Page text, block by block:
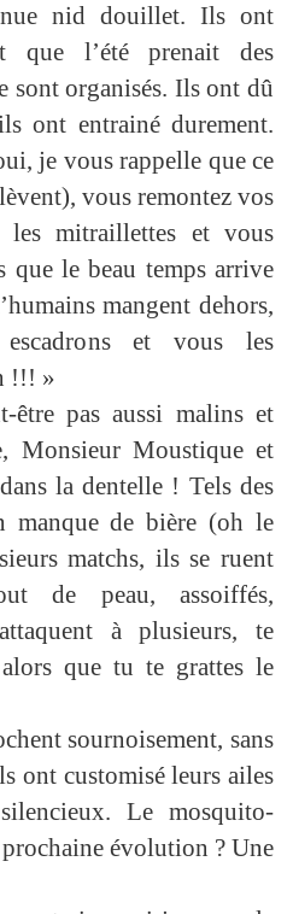
nid douillet. Ils ont
que l’été prenait des
sont organisés. Ils ont dû
ont entrainé durement.
je vous rappelle que ce
vous remontez vos
les mitraillettes et vous
que le beau temps arrive
mangent dehors,
et vous les
!!! »
pas aussi malins et
Monsieur Moustique et
la dentelle ! Tels des
manque de bière (oh le
matchs, ils se ruent
de peau, assoiffés,
à plusieurs, te
alors que tu te grattes le
sournoisement, sans
ont customisé leurs ailes
Le mosquito-
évolution ? Une